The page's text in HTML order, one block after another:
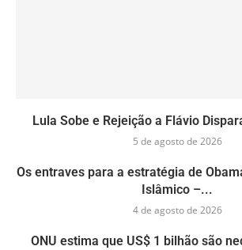
Lula Sobe e Rejeição a Flávio
5 de agosto de 2026
Os entraves para a estratégia de
Islâmico –...
4 de agosto de 2026
ONU estima que US$ 1 bilhão são